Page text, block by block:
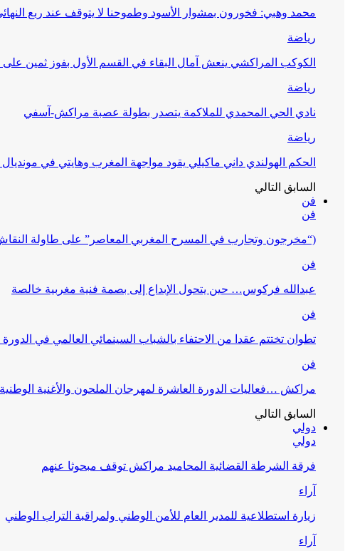
محمد وهبي: فخورون بمشوار الأسود وطموحنا لا يتوقف عند ربع
رياضة
الكوكب المراكشي ينعش آمال البقاء في القسم الأول بفوز ثمين على
رياضة
نادي الحي المحمدي للملاكمة يتصدر بطولة عصبة مراكش-آسفي
رياضة
الحكم الهولندي داني ماكيلي يقود مواجهة المغرب وهايتي في مونديال 2026
السابق التالي
فن
فن
(“مخرجون وتجارب في المسرح المغربي المعاصر” على طاولة
فن
عبدالله فركوس… حين يتحول الإبداع إلى بصمة فنية مغربية خالصة
فن
تطوان تختتم عقدا من الاحتفاء بالشباب السينمائي العالمي في
فن
مراكش …فعاليات الدورة العاشرة لمهرجان الملحون والأغنية الوطنية
السابق التالي
دولي
دولي
فرقة الشرطة القضائية المحاميد مراكش توقف مبحوثا عنهم
آراء
زيارة استطلاعية للمدير العام للأمن الوطني ولمراقبة التراب الوطني
آراء